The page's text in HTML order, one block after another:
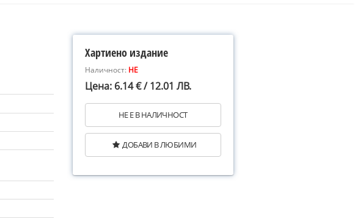
Хартиено издание
Наличност: НЕ
Цена: 6.14 € / 12.01 ЛВ.
НЕ Е В НАЛИЧНОСТ
ДОБАВИ В ЛЮБИМИ